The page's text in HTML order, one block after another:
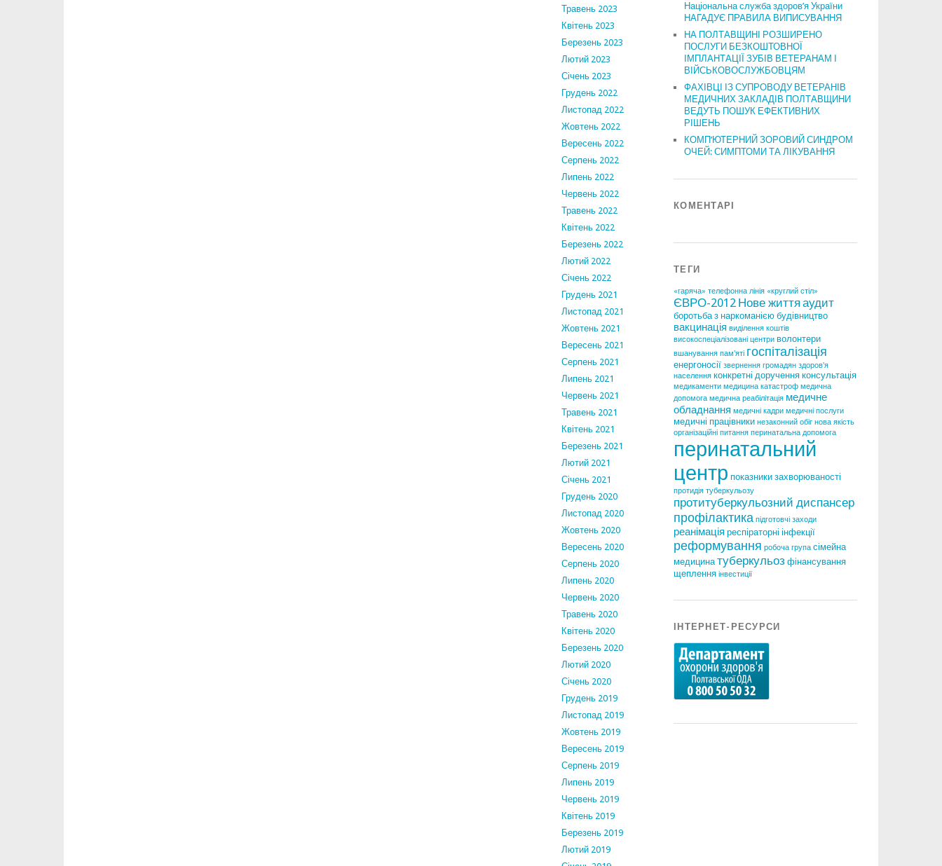
Травень 2023
Квітень 2023
Березень 2023
Лютий 2023
Січень 2023
Грудень 2022
Листопад 2022
Жовтень 2022
Вересень 2022
Серпень 2022
Липень 2022
Червень 2022
Травень 2022
Квітень 2022
Березень 2022
Лютий 2022
Січень 2022
Грудень 2021
Листопад 2021
Жовтень 2021
Вересень 2021
Серпень 2021
Липень 2021
Червень 2021
Травень 2021
Квітень 2021
Березень 2021
Лютий 2021
Січень 2021
Грудень 2020
Листопад 2020
Жовтень 2020
Вересень 2020
Серпень 2020
Липень 2020
Червень 2020
Травень 2020
Квітень 2020
Березень 2020
Лютий 2020
Січень 2020
Грудень 2019
Листопад 2019
Жовтень 2019
Вересень 2019
Серпень 2019
Липень 2019
Червень 2019
Квітень 2019
Березень 2019
Лютий 2019
Національна служба здоров’я України
НАГАДУЄ ПРАВИЛА ВИПИСУВАННЯ
НА ПОЛТАВЩИНІ РОЗШИРЕНО
ПОСЛУГИ БЕЗКОШТОВНОЇ
ІМПЛАНТАЦІЇ ЗУБІВ ВЕТЕРАНАМ І
ВІЙСЬКОВОСЛУЖБОВЦЯМ
ФАХІВЦІ ІЗ СУПРОВОДУ ВЕТЕРАНІВ
МЕДИЧНИХ ЗАКЛАДІВ ПОЛТАВЩИНИ
ВЕДУТЬ ПОШУК ЕФЕКТИВНИХ
РІШЕНЬ
КОМП’ЮТЕРНИЙ ЗОРОВИЙ СИНДРОМ
ОЧЕЙ: СИМПТОМИ ТА ЛІКУВАННЯ
КОМЕНТАРІ
ТЕГИ
«гаряча» телефонна лінія «круглий стіл»
ЄВРО-2012 Нове життя аудит
боротьба з наркоманією будівництво
вакцинація виділення коштів
високоспеціалізовані центри волонтери
вшанування пам'яті госпіталізація
енергоносії звернення громадян здоров'я
населення конкретні доручення консультація
медикаменти медицина катастроф медична
допомога медична реабілітація медичне
обладнання медичні кадри медичні послуги
медичні працівники незаконний обіг нова якість
організаційні питання перинатальна допомога
перинатальний
центр показники захворюваності
протидія туберкульозу
протитуберкульозний диспансер
профілактика підготовчі заходи
реанімація респіраторні інфекції
реформування робоча група сімейна
медицина туберкульоз фінансування
щеплення інвестиції
ІНТЕРНЕТ-РЕСУРСИ